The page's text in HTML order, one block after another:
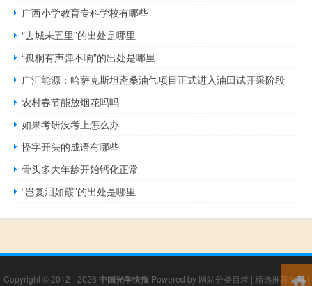
广西小学教育专科学校有哪些
“去城未五里”的出处是哪里
“孤桐有声弹不响”的出处是哪里
广汇能源：哈萨克斯坦斋桑油气项目正式进入油田试开采阶段
农村春节能放烟花吗吗
如果考研没考上怎么办
怪字开头的成语有哪些
骨头多大年龄开始钙化正常
“岂复泪如霰”的出处是哪里
Copyright © 2012 - 2026 中国光学快报 Powered by 网站分类目录 | 精选推荐文章|